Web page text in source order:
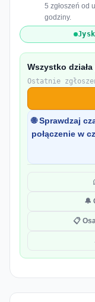
5 zgłoszeń od
godziny.
Wszystko
Ostatnie
🌐 Sprawdzaj
połączenie w
🔔
📋